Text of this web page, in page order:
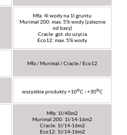
Mfa: 4l wody na 1l gruntu
Murimal 200: max. 5% wody (zaleznie
od bazy)
Cracle: got. do uzycia
Eco12: max. 5% wody
Mfa / Murimal / Cracle / Eco12
wszystkie produkty +10oC - +30oC
Mfa: 1l/40m2
Murimal 200: 1l/14-16m2
Cracle: 1l/14-16m2
Eco12: 1l/14-16m2